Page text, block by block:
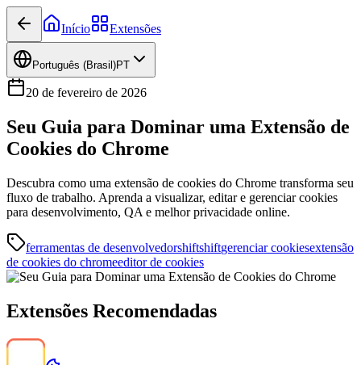
Início Extensões
Português (Brasil)PT
20 de fevereiro de 2026
Seu Guia para Dominar uma Extensão de
Cookies do Chrome
Descubra como uma extensão de cookies do Chrome transforma seu
fluxo de trabalho. Aprenda a visualizar, editar e gerenciar cookies
para desenvolvimento, QA e melhor privacidade online.
ferramentas de desenvolvedorshiftshiftgerenciar cookiesextensão
de cookies do chromeeditor de cookies
Extensões Recomendadas